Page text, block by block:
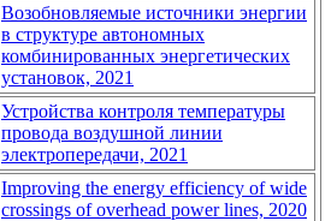
Возобновляемые источники энергии
в структуре автономных
комбинированных энергетических
установок, 2021
Устройства контроля температуры
провода воздушной линии
электропередачи, 2021
Improving the energy efficiency of wide
crossings of overhead power lines, 2020